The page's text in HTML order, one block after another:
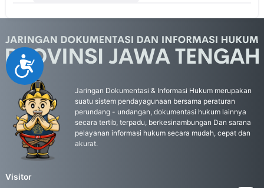
Accessibility
Jaringan Dokumentasi & Informasi Hukum merupakan
suatu sistem pendayagunaan bersama peraturan
perundang - undangan, dokumentasi hukum lainnya
secara tertib, terpadu, berkesinambungan Dan sarana
pelayanan informasi hukum secara mudah, cepat dan
akurat.
Visitor